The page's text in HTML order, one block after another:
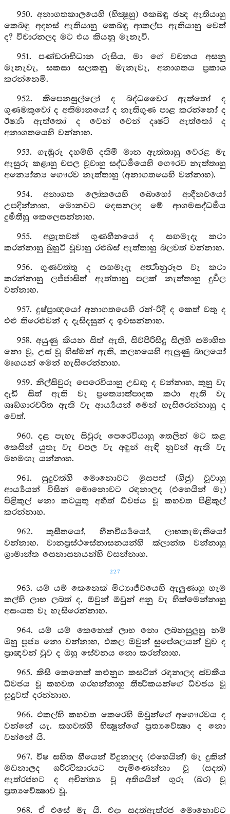
950. අනාගතකාලයෙහි (භික්‍ෂූහු) කෙබඳු ඡන්‍ද ඇතියාහු
කෙබඳු අදහස් ඇතියාහු කෙබඳු ආකල්ප ඇතියාහු වෙත්
ද? විචාරනලද මට එය කියනු මැනැවි.
951. පණ්ඩරාභිධාන රුසිය, මා ගේ වචනය අසනු
මැනැවැ, සකසා සලකනු මැනැවැ, අනාගතය ප්‍රකාශ
කරන්නෙමි.
952. කිපෙනසුල්ලෝ ද බද්ධවෛර ඇත්තෝ ද
ගුණමකුවෝ ද අතිමානයෝ ද නැතිගුණ පාළ කරන්නෝ ද
ඊර්‍ෂ්‍යා ඇත්තෝ ද වෙන් වෙන් දෘෂ්ටි ඇත්තෝ ද
අනාගතයෙහි වන්නාහ.
953. ගැඹුරු දහම්හි දතිමී මාන ඇත්තාහු වෙරළ මැ
ඇසුරු කළාහු චපල වූවාහු සද්ධර්‍මයෙහි ගෞරව නැත්තාහු
අන්‍යෝන්‍ය ගෞරව නැත්තාහු (අනාගතයෙහි වන්නාහ).
954. අනාගත ලෝකයෙහි බොහෝ ආදීනවයෝ
උපදින්නාහ, මොනවට දෙසනලද මේ ආගමසද්ධර්‍මය
දුර්‍මතීහු කෙලෙසන්නාහ.
955. අශ්‍රැතවත් ගුණහීනයෝ ද සඟමැදැ කථා
කරන්නාහු බුහුටි වූවාහු රළුබස් ඇත්තාහු බලවත් වන්නාහ.
956. ගුණවත්තු ද සඟමැදැ අර්‍ත්‍ථානුරූප වැ කථා
කරන්නාහු ලජ්ජාසිත් ඇත්තාහු පලක් නැත්තාහු දුර්‍වල
වන්නාහ.
957. දුෂ්ප්‍රාඥයෝ අනාගතයෙහි රන්-රිදී ද කෙත් වතු ද
එළු තිරෙළුවන් ද දැසිදසුන් ද ඉවසන්නාහ.
958. අයුණු කියන සිත් ඇති, සිව්පිරිසිදු සිල්හි සමාහිත
නො වූ, උස් වූ හිස්මන් ඇති, කලහයෙහි ඇලුණු බාලයෝ
මෘගයන් මෙන් හැසිරෙන්නාහ.
959. නිල්සිවුරු පෙරෙවියාහු උඩඟු ද වන්නාහ, කුහු වැ
දැඩි සිත් ඇති වැ ප්‍රත්‍යොත්පාදක කථා ඇති වැ
ශෘඞ්ගාරචරිත ඇති වැ ආර්‍ය්‍යයන් මෙන් හැසිරෙන්නාහු ද
වෙත්.
960. දළ පැහැ සිවුරු පෙරෙවියාහු තෙලින් මට කළ
කෙසින් යුතැ වැ චපල වැ අඳුන් ඇඳි නුවන් ඇති වැ
මහමඟැ යන්නාහ.
961. සුදුවත්හි මොනොවට මුසපත් (ගිජු) වූවාහු
ආර්‍ය්‍යයන් විසින් මොනොවට රඳනාලද (එහෙයින් මැ)
පිළිකුල් නො කටයුතු අර්‍හත් ධ්වජය වූ කහවත පිළිකුල්
කරන්නාහ.
962. කුසීතයෝ, හීනවීර්‍ය්‍යයෝ, ලාභකැමැතියෝ
වන්නාහ. වානප්‍රස්ථසේනාසනයන්හි ක්ලාන්ත වන්නාහු
ග්‍රාමාන්ත සෙනාසනයන්හි වසන්නාහ.
227
963. යම් යම් කෙනෙක් මිථ්‍යාජීවයෙහි ඇලුණාහු හැම
කල්හි ලාභ ලබත් ද, ඔවුන් ඔවුන් අනු වැ හික්මෙන්නාහු
අසංයත වැ හැසිරෙන්නාහ.
964. යම් යම් කෙනෙක් ලාභ නො ලබනසුලුහු නම්
ඔහු පූජ්‍ය නො වන්නාහ, එකල ඔවුන් සුපේශලයන් වුව ද
ප්‍රාඥවන් වුව ද ඔහු සේවනය නො කරන්නාහ.
965. කිසි කෙනෙක් කළුනුග කසටින් රඳනාලද ස්වකීය
ධ්වජය වූ කහවත ගරහන්නාහු තීර්‍ත්‍ථකයන්ගේ ධ්වජය වූ
සුදුවත් දරන්නාහ.
966. එකල්හි කහවත කෙරෙහි ඔවුන්ගේ අගෞරවය ද
වන්නේ යැ. කහවත්හි භික්‍ෂූන්ගේ ප්‍රත්‍යවේක්‍ෂා ද නො
වන්නේ යි.
967. විෂ සහිත හීයෙන් විදුනාලද (එහෙයින්) මැ දුකින්
මඩනාලද ශරීරවිකාරයට පැමිණෙන්නා වූ (සදත්)
ඇත්රජහට ද අචින්ත්‍ය වූ අතිශයින් ගුරු (බර) වූ
ප්‍රත්‍යවේක්‍ෂාව වූ.
968. ඒ එසේ මැ යි. එදා සදත්ඇත්රජ මොනොවට